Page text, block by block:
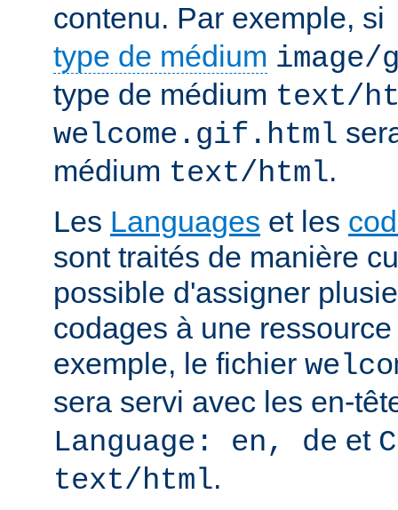
contenu. Par exemple, si
type de médium
type de médium text/
welcome.gif.html
médium text/html.
Les Languages et les
sont traités de manière
possible d'assigner
codages à une
exemple, le fichier
sera servi avec les en-
Language: en, de et
text/html.